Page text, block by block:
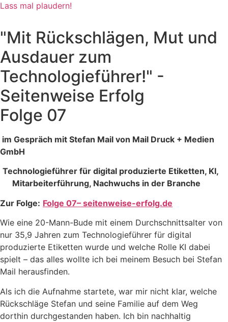
Lass mal plaudern!
"Mit Rückschlägen, Mut und
Ausdauer zum
Technologieführer!" -
Seitenweise Erfolg
Folge 07
im Gespräch mit Stefan Mail von Mail Druck + Medien
GmbH
Technologieführer für digital produzierte Etiketten, KI,
Mitarbeiterführung, Nachwuchs in der Branche
Zur Folge: Folge 07– seitenweise-erfolg.de
Wie eine 20-Mann-Bude mit einem Durchschnittsalter von
nur 35,9 Jahren zum Technologieführer für digital
produzierte Etiketten wurde und welche Rolle KI dabei
spielt – das alles wollte ich bei meinem Besuch bei Stefan
Mail herausfinden.
Als ich die Aufnahme startete, war mir nicht klar, welche
Rückschläge Stefan und seine Familie auf dem Weg
dorthin durchgestanden haben. Ich bin nachhaltig